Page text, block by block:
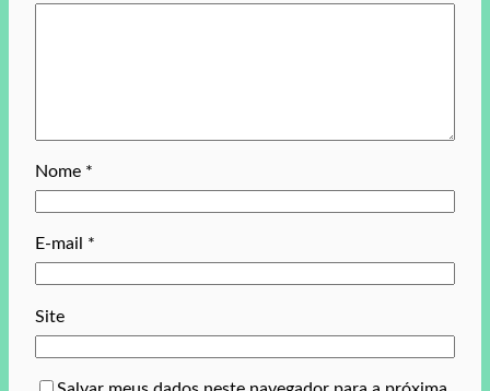
Nome *
E-mail *
Site